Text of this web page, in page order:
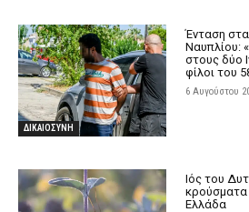
ΔΙΚΑΙΟΣΥΝΗ
Ένταση
Ναυπλίου:
στους δύο
φίλοι του
6 Αυγούστου
Ιός του
κρούσματα
Ελλάδα